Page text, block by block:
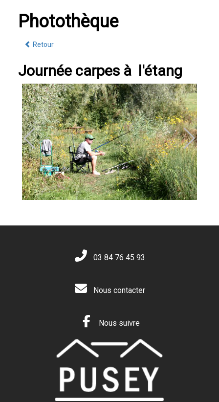
Photothèque
Retour
Journée carpes à l'étang
03 84 76 45 93
Nous contacter
Nous suivre